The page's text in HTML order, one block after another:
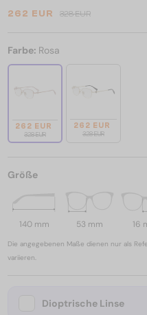
262 EUR 328 EUR
Farbe: Rosa
262 EUR
328 EUR
262 EUR
328 EUR
Größe
140 mm 53 mm 16
Die angegebenen Maße dienen nur als
variieren.
Dioptrische Linse